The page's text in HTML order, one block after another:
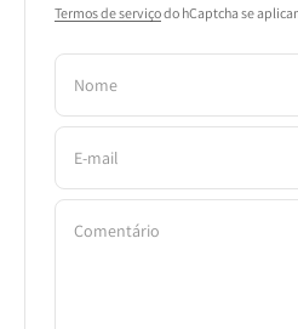
Termos de serviçodo hCaptcha se
Nome
E-mail
Comentário